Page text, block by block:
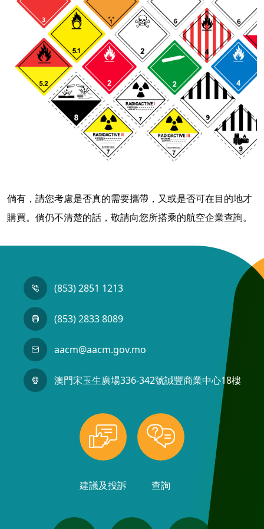
倘有，請您考慮是否真的需要攜帶，又或是否可在目的地才
購買。倘仍不清楚的話，敬請向您所搭乘的航空企業查詢。
(853) 2851 1213
(853) 2833 8089
aacm@aacm.gov.mo
澳門宋玉生廣場336-342號誠豐商業中心18樓
建議及投訴 查詢